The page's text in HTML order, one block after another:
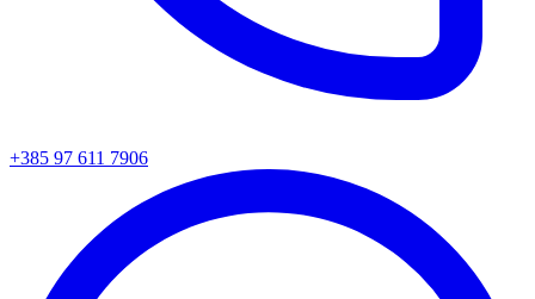
+385 97 611 7906